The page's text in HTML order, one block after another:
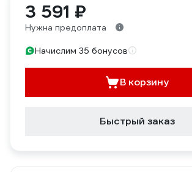
3 591 ₽
Нужна предоплата
Начислим 35 бонусов
В корзину
Быстрый заказ